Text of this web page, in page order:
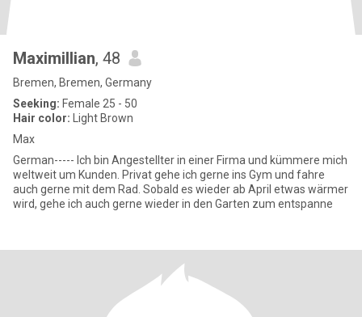
Maximillian, 48
Bremen, Bremen, Germany
Seeking: Female 25 - 50
Hair color: Light Brown
Max
German----- Ich bin Angestellter in einer Firma und kümmere mich
weltweit um Kunden. Privat gehe ich gerne ins Gym und fahre
auch gerne mit dem Rad. Sobald es wieder ab April etwas wärmer
wird, gehe ich auch gerne wieder in den Garten zum entspanne